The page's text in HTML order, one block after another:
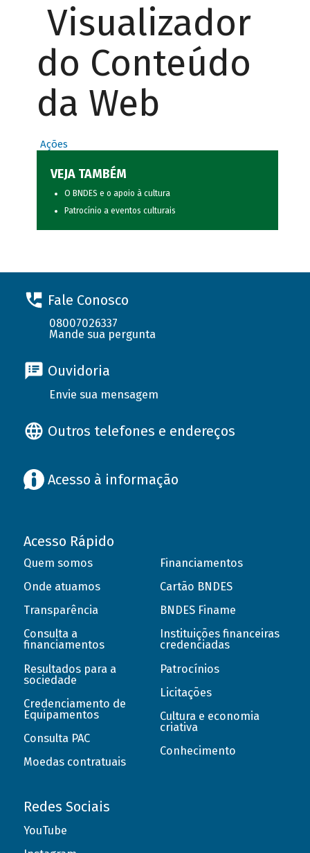
Visualizador
do Conteúdo
da Web
Ações
VEJA TAMBÉM
O BNDES e o apoio à cultura
Patrocínio a eventos culturais
Fale Conosco
08007026337
Mande sua pergunta
Ouvidoria
Envie sua mensagem
Outros telefones e endereços
Acesso à informação
Acesso Rápido
Quem somos
Onde atuamos
Transparência
Consulta a
financiamentos
Resultados para a
sociedade
Credenciamento de
Equipamentos
Consulta PAC
Moedas contratuais
Financiamentos
Cartão BNDES
BNDES Finame
Instituições financeiras
credenciadas
Patrocínios
Licitações
Cultura e economia
criativa
Conhecimento
Redes Sociais
YouTube